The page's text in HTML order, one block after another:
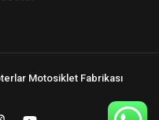
Motosiklet Fabrikası